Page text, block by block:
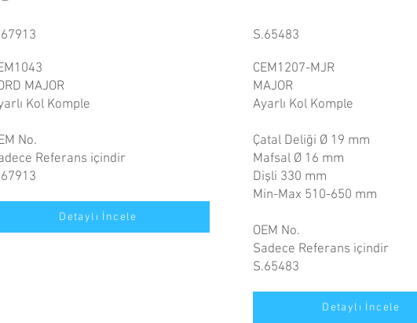
MAJOR
Kol Komple
No.
Referans içindir
Detaylı İncele
S.65483
CEM1207-MJR
MAJOR
Ayarlı Kol Komple
Çatal Deliği Ø 19 mm
Mafsal Ø 16 mm
Dişli 330 mm
Min-Max 510-650 mm
OEM No.
Sadece Referans içindir
S.65483
Detaylı İncele